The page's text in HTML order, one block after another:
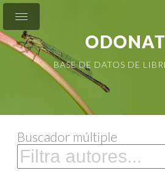
BASE DE DATOS DE
Buscador múltiple